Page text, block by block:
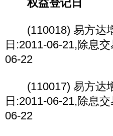
权益登记日
(110018) 易方达增
日:2011-06-21,除息
06-22
(110017) 易方达增
日:2011-06-21,除息
06-22